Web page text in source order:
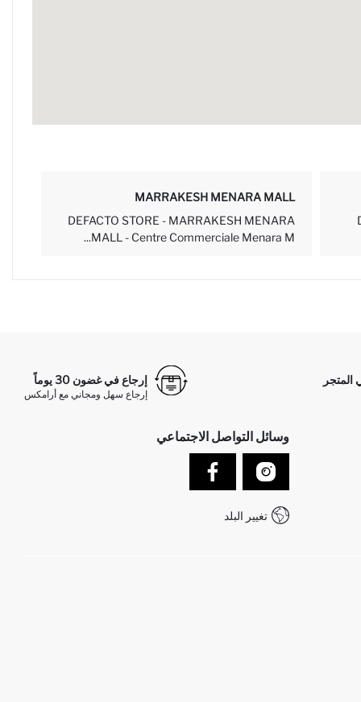
MARRAKESH MENARA MALL
DEFACTO STORE - MARRAKESH MENARA
MALL - Centre Commerciale Menara M...
المتجر إرجاع في غضون 30 يوماً
إرجاع سهل ومجاني مع أرامكس
وسائل التواصل الاجتماعي
تغيير البلد